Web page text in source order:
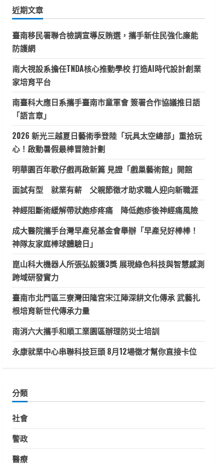
字:
近期文章
臺南移民署聯合檢調宣導反賄選，攜手新住民強化廉能
防護網
南大視設系擔任TNDA核心推動學校 打造AI時代設計創業
家培育平台
南臺科大應日系攜手臺南市童軍會 簽署合作協議推日語
「語言章」
2026 新光三越夏日藝術季登陸「玩具太空總部」重拾玩
心！啟動暑假最棒冒險計劃
明華園百年歌仔戲再啟新篇 見證「戲巢藝術館」開館
面試有型 就業有薪 父親節徵才助求職人迎向新職涯
神經阻斷術緩解帶狀皰疹疼痛 降低皰疹後神經痛風險
成大醫院攜手台灣早產兒基金會舉辦「早產兒好棒棒！
神隊友家庭棒球體驗日」
崑山科大機器人所張弘毅獲3獎 展現綠色科技與智慧感測
跨域研發實力
臺南市北門區三寮灣田隆宮宋江陣深耕文化傳承 武藝扎
根培育新世代傳承力量
南消六大攜手和順工業園區辦理防災士培訓
永康就業中心串聯科技巨頭 8月12場徵才幫你直接卡位
分類
社會
警政
醫療